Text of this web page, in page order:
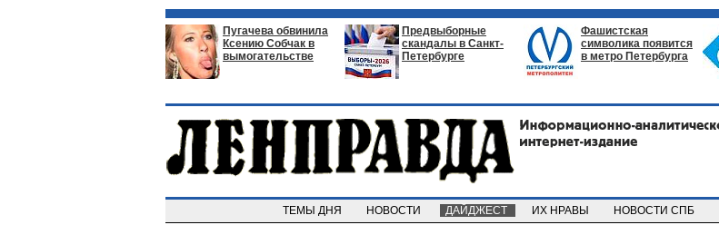
Пугачева обвинила
Ксению Собчак в
вымогательстве
Предвыборные
скандалы в Санкт-
Петербурге
Фашистская
символика появится
в метро Петербурга
ТЕМЫ ДНЯ НОВОСТИ ДАЙДЖЕСТ ИХ НРАВЫ НОВОСТИ СПБ